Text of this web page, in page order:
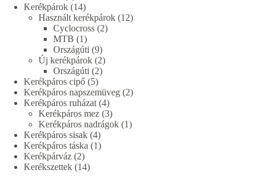
termék
Kerékpárok 1414
termék
Használt kerékpárok 1212
Cyclocross 22
MTB 11
termék
Országúti 99
termék
Új kerékpárok 22
termék
Országúti 22
Kerékpáros cipő 55
termék
Kerékpáros napszemüveg 22
Kerékpáros ruházat 44
termék
Kerékpáros mez 33
termék
Kerékpáros nadrágok 11
Kerékpáros sisak 44
termék
Kerékpáros táska 11
Kerékpárváz 22
termék
Kerékszettek 1414